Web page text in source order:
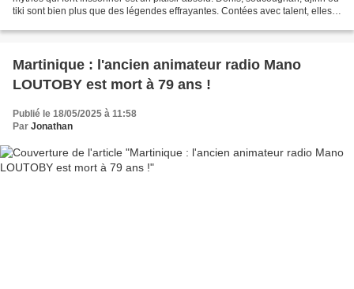
tiki sont bien plus que des légendes effrayantes. Contées avec talent, elles
Martinique : l'ancien animateur radio Mano
LOUTOBY est mort à 79 ans !
Publié le 18/05/2025 à 11:58
Par Jonathan